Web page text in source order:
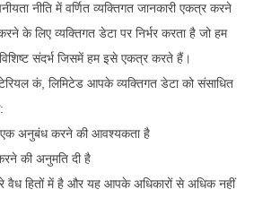
नीति में वर्णित व्यक्तिगत जानकारी एकत्र करने
के लिए व्यक्तिगत डेटा पर निर्भर करता है जो हम
संदर्भ जिसमें हम इसे एकत्र करते हैं।
कं, लिमिटेड आपके व्यक्तिगत डेटा को संसाधित
अनुबंध करने की आवश्यकता है
की अनुमति दी है
वैध हितों में है और यह आपके अधिकारों से अधिक नहीं